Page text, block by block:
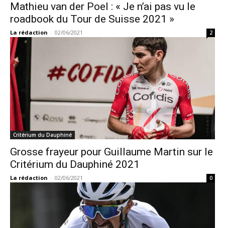
Mathieu van der Poel : « Je n’ai pas vu le
roadbook du Tour de Suisse 2021 »
La rédaction - 02/06/2021 2
Critérium du Dauphiné
Grosse frayeur pour Guillaume Martin sur le
Critérium du Dauphiné 2021
La rédaction - 02/06/2021 0